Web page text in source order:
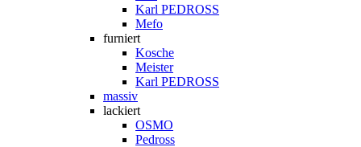
Karl PEDROSS
Mefo
furniert
Kosche
Meister
Karl PEDROSS
massiv
lackiert
OSMO
Pedross